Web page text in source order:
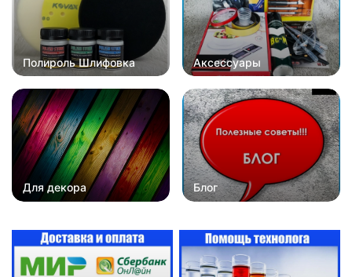
Полироль Шлифовка Аксессуары
Для декора Блог